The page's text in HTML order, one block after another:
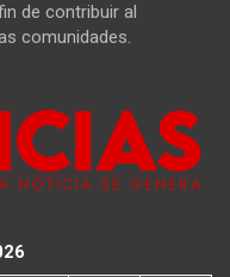
de contribuir al
comunidades.